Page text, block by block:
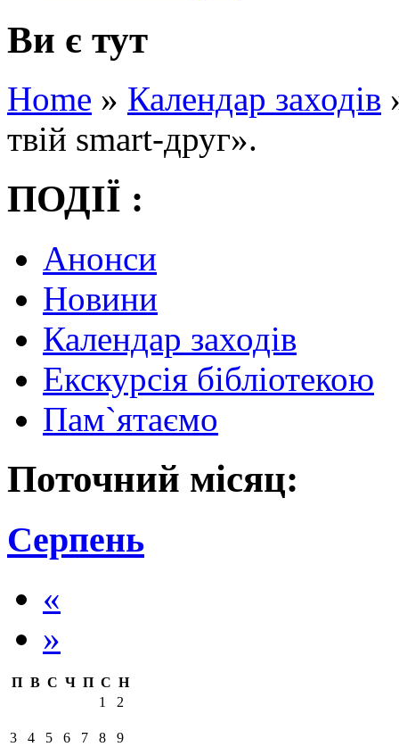
Ви є тут
Home » Календар заходів
твій smart-друг».
ПОДІЇ :
Анонси
Новини
Календар заходів
Екскурсія бібліотекою
Пам`ятаємо
Поточний місяц:
Серпень
«
»
П В С Ч П С Н
1
2
3 4 5 6 7 8 9